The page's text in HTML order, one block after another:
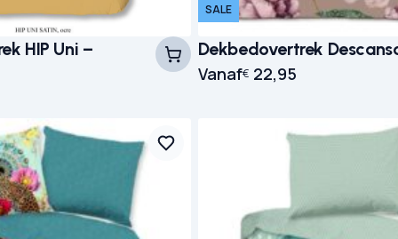
HIP Uni –
SALE
Dekbedovertrek
Vanaf€ 22,95